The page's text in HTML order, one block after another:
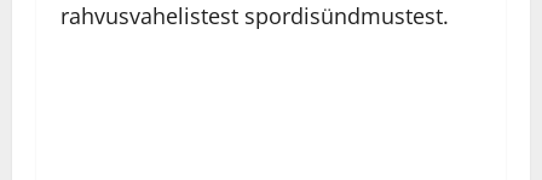
rahvusvahelistest spordisündmustest.